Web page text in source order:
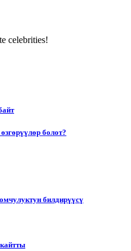
celebrities!
болот?
билдирүүсү